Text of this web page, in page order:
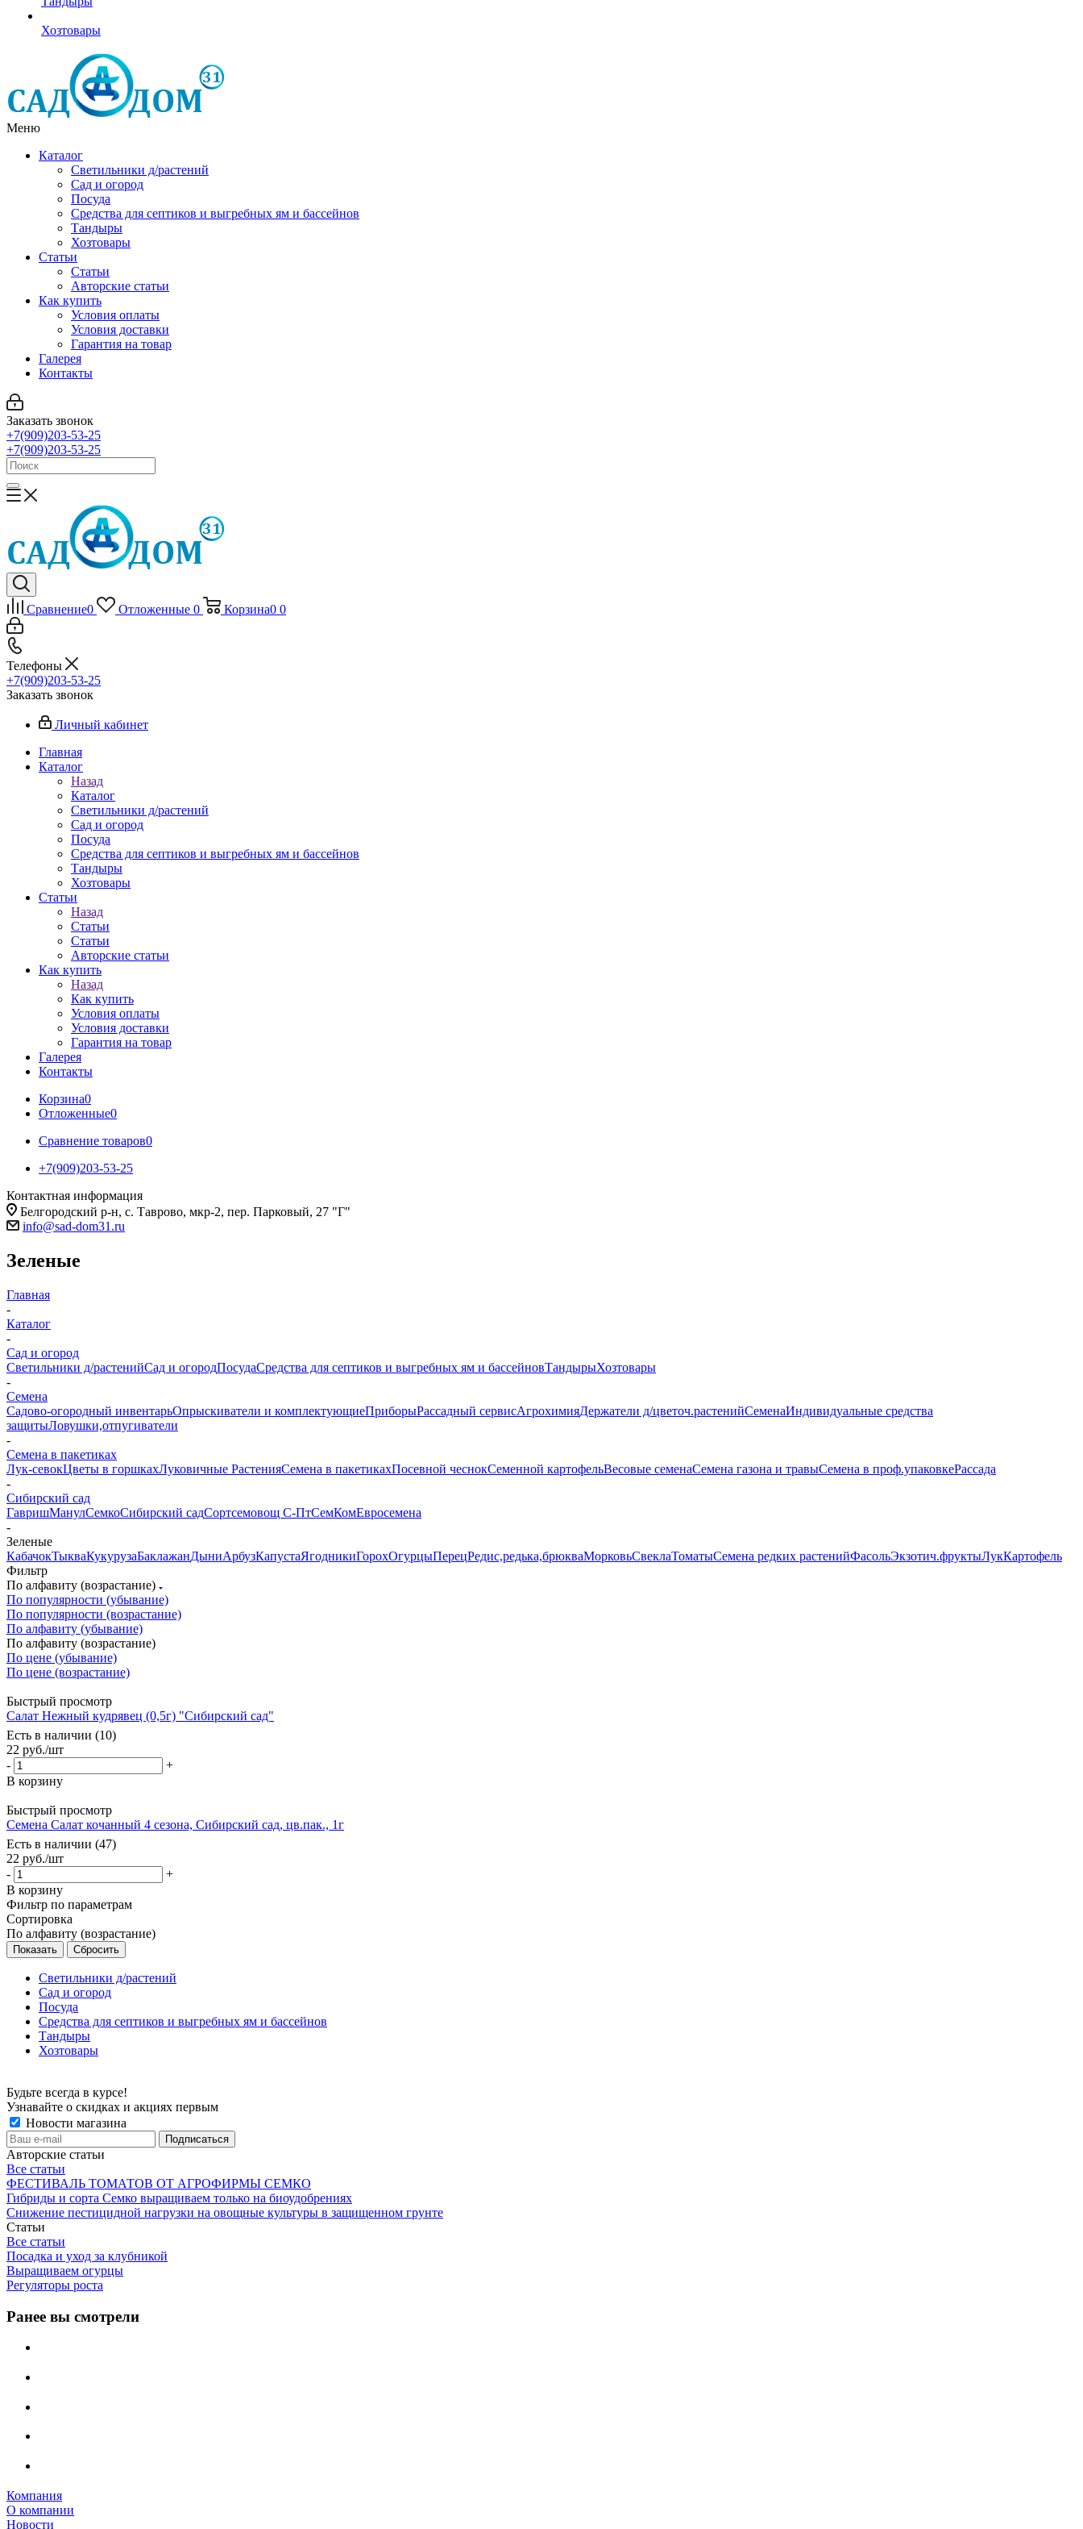
Хозтовары
Меню
Каталог
Светильники д/растений
Сад и огород
Посуда
Средства для септиков и выгребных ям и бассейнов
Тандыры
Хозтовары
Статьи
Статьи
Авторские статьи
Как купить
Условия оплаты
Условия доставки
Гарантия на товар
Галерея
Контакты
Заказать звонок
+7(909)203-53-25
+7(909)203-53-25
Сравнение0 Отложенные 0 Корзина0 0
Телефоны
+7(909)203-53-25
Заказать звонок
Личный кабинет
Главная
Каталог
Назад
Каталог
Светильники д/растений
Сад и огород
Посуда
Средства для септиков и выгребных ям и бассейнов
Тандыры
Хозтовары
Статьи
Назад
Статьи
Статьи
Авторские статьи
Как купить
Назад
Как купить
Условия оплаты
Условия доставки
Гарантия на товар
Галерея
Контакты
Корзина0
Отложенные0
Сравнение товаров0
+7(909)203-53-25
Контактная информация
Белгородский р-н, с. Таврово, мкр-2, пер. Парковый, 27 "Г"
info@sad-dom31.ru
Зеленые
Главная
-
Каталог
-
Сад и огород
Светильники д/растенийСад и огородПосудаСредства для септиков и выгребных ям и бассейновТандырыХозтовары
-
Семена
Садово-огородный инвентарьОпрыскиватели и комплектующиеПриборыРассадный сервисАгрохимияДержатели д/цветоч.растенийСеменаИндивидуальные средства
защитыЛовушки,отпугиватели
-
Семена в пакетиках
Лук-севокЦветы в горшкахЛуковичные РастенияСемена в пакетикахПосевной чеснокСеменной картофельВесовые семенаСемена газона и травыСемена в проф.упаковкеРассада
-
Сибирский сад
ГавришМанулСемкоСибирский садСортсемовощ С-ПтСемКомЕвросемена
-
Зеленые
КабачокТыкваКукурузаБаклажанДыниАрбузКапустаЯгодникиГорохОгурцыПерецРедис,редька,брюкваМорковьСвеклаТоматыСемена редких растенийФасольЭкзотич.фруктыЛукКартофель
Фильтр
По алфавиту (возрастание)
По популярности (убывание)
По популярности (возрастание)
По алфавиту (убывание)
По алфавиту (возрастание)
По цене (убывание)
По цене (возрастание)
Быстрый просмотр
Салат Нежный кудрявец (0,5г) "Сибирский сад"
Есть в наличии (10)
22 руб./шт
-
+
В корзину
Быстрый просмотр
Семена Салат кочанный 4 сезона, Сибирский сад, цв.пак., 1г
Есть в наличии (47)
22 руб./шт
-
+
В корзину
Фильтр по параметрам
Сортировка
По алфавиту (возрастание)
Сбросить
Светильники д/растений
Сад и огород
Посуда
Средства для септиков и выгребных ям и бассейнов
Тандыры
Хозтовары
Будьте всегда в курсе!
Узнавайте о скидках и акциях первым
Новости магазина
Авторские статьи
Все статьи
ФЕСТИВАЛЬ ТОМАТОВ ОТ АГРОФИРМЫ СЕМКО
Гибриды и сорта Семко выращиваем только на биоудобрениях
Снижение пестицидной нагрузки на овощные культуры в защищенном грунте
Статьи
Все статьи
Посадка и уход за клубникой
Выращиваем огурцы
Регуляторы роста
Ранее вы смотрели
Компания
О компании
Новости